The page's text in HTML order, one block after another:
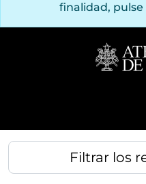
finalidad, pulse
Filtrar los